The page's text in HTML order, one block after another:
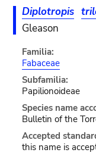
Diplotropis
Gleason
Familia:
Fabaceae
Subfamilia:
Papilionoideae
Species name
Bulletin of the
Accepted
this name is